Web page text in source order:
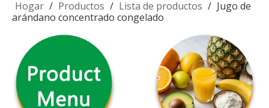
Hogar / Productos / Lista de productos / Jugo de
arándano concentrado congelado